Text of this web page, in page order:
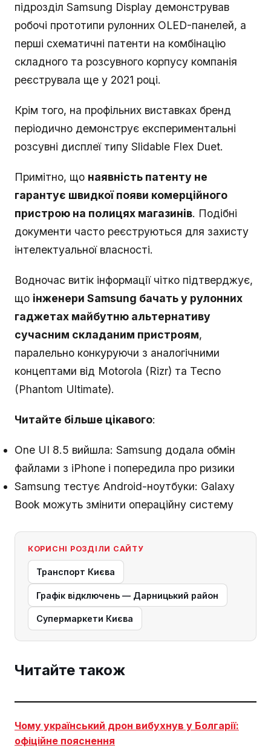
підрозділ Samsung Display демонстрував
робочі прототипи рулонних OLED-панелей, а
перші схематичні патенти на комбінацію
складного та розсувного корпусу компанія
реєструвала ще у 2021 році.
Крім того, на профільних виставках бренд
періодично демонструє експериментальні
розсувні дисплеї типу Slidable Flex Duet.
Примітно, що наявність патенту не
гарантує швидкої появи комерційного
пристрою на полицях магазинів. Подібні
документи часто реєструються для захисту
інтелектуальної власності.
Водночас витік інформації чітко підтверджує,
що інженери Samsung бачать у рулонних
гаджетах майбутню альтернативу
сучасним складаним пристроям,
паралельно конкуруючи з аналогічними
концептами від Motorola (Rizr) та Tecno
(Phantom Ultimate).
Читайте більше цікавого:
One UI 8.5 вийшла: Samsung додала обмін
файлами з iPhone і попередила про ризики
Samsung тестує Android-ноутбуки: Galaxy
Book можуть змінити операційну систему
КОРИСНІ РОЗДІЛИ САЙТУ
Транспорт Києва
Графік відключень — Дарницький район
Супермаркети Києва
Читайте також
Чому український дрон вибухнув у Болгарії:
офіційне пояснення